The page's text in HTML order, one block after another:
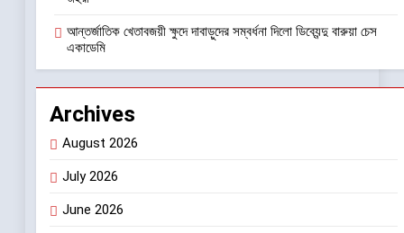
আন্তর্জাতিক খেতাবজয়ী ক্ষুদে দাবাড়ুদের সম্বর্ধনা দিলো ডিব্যেন্দু বারুয়া চেস
একাডেমি
Archives
August 2026
July 2026
June 2026